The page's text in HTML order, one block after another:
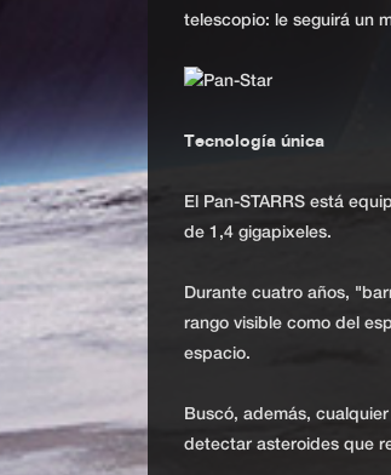
telescopio: le seguirá un
Tecnología única
El Pan-STARRS está
de 1,4 gigapixeles.
Durante cuatro años,
rango visible como del
espacio.
Buscó, además,
detectar asteroides que